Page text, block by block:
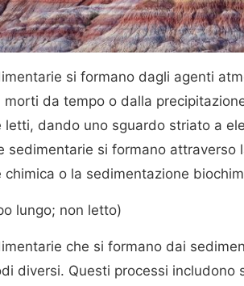
si formano dagli agenti
morti da tempo o dalla
dando uno sguardo striato a
sedimentarie si formano attraverso
chimica o la sedimentazione
lungo; non letto)
che si formano dai
diversi. Questi processi includono